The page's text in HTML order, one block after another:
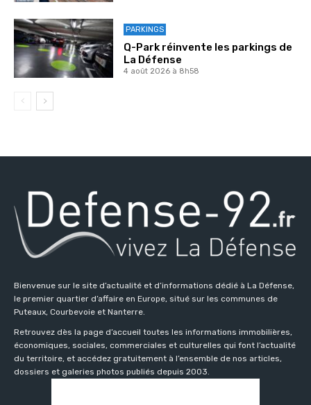
PARKINGS
Q-Park réinvente les parkings de
La Défense
4 août 2026 à 8h58
Bienvenue sur le site d’actualité et d’informations dédié à La Défense,
le premier quartier d’affaire en Europe, situé sur les communes de
Puteaux, Courbevoie et Nanterre.
Retrouvez dès la page d’accueil toutes les informations immobilières,
économiques, sociales, commerciales et culturelles qui font l’actualité
du territoire, et accédez gratuitement à l’ensemble de nos articles,
dossiers et galeries photos publiés depuis 2003.